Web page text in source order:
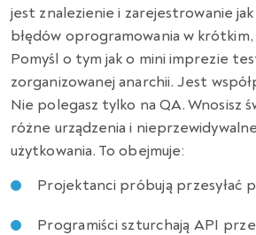
jest znalezienie i zarejestrowanie jak
błędów oprogramowania w
Pomyśl o tym jak o mini imprezie
zorganizowanej anarchii. Jest
Nie polegasz tylko na QA. Wnosisz
różne urządzenia i
użytkowania. To obejmuje:
Projektanci próbują przesyłać
Programiści szturchają API